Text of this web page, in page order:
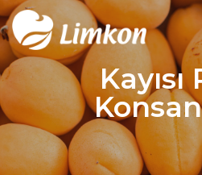
Kayısı